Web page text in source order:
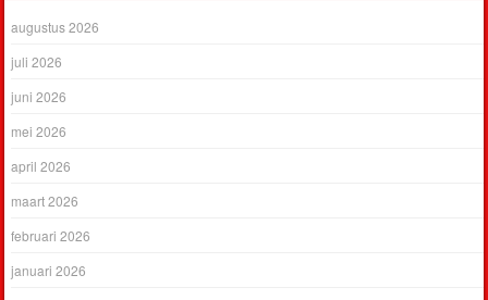
augustus 2026
juli 2026
juni 2026
mei 2026
april 2026
maart 2026
februari 2026
januari 2026